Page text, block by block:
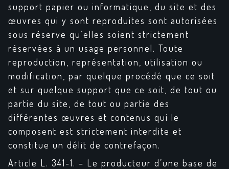
support papier ou informatique, du site et des
œuvres qui y sont reproduites sont autorisées
sous réserve qu’elles soient strictement
réservées à un usage personnel. Toute
reproduction, représentation, utilisation ou
modification, par quelque procédé que ce soit
et sur quelque support que ce soit, de tout ou
partie du site, de tout ou partie des
différentes œuvres et contenus qui le
composent est strictement interdite et
constitue un délit de contrefaçon.
Article L. 341-1. – Le producteur d’une base de